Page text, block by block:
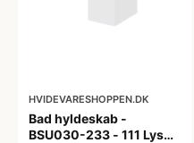
HVIDEVARESHOPPEN.DK
Bad hyldeskab -
BSU030-233 - 111 Lys